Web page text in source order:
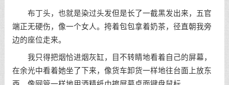
布丁头，也就是染过头发但是长了一截黑发出来，五官
端正无硬伤，像一个女人。挎着包包拿着奶茶，径直朝我旁
边的座位走来。
我只得把烟恰进烟灰缸，目不转睛地看着自己的屏幕，
在余光中看着她坐了下来，像货车卸货一样地往台面上放东